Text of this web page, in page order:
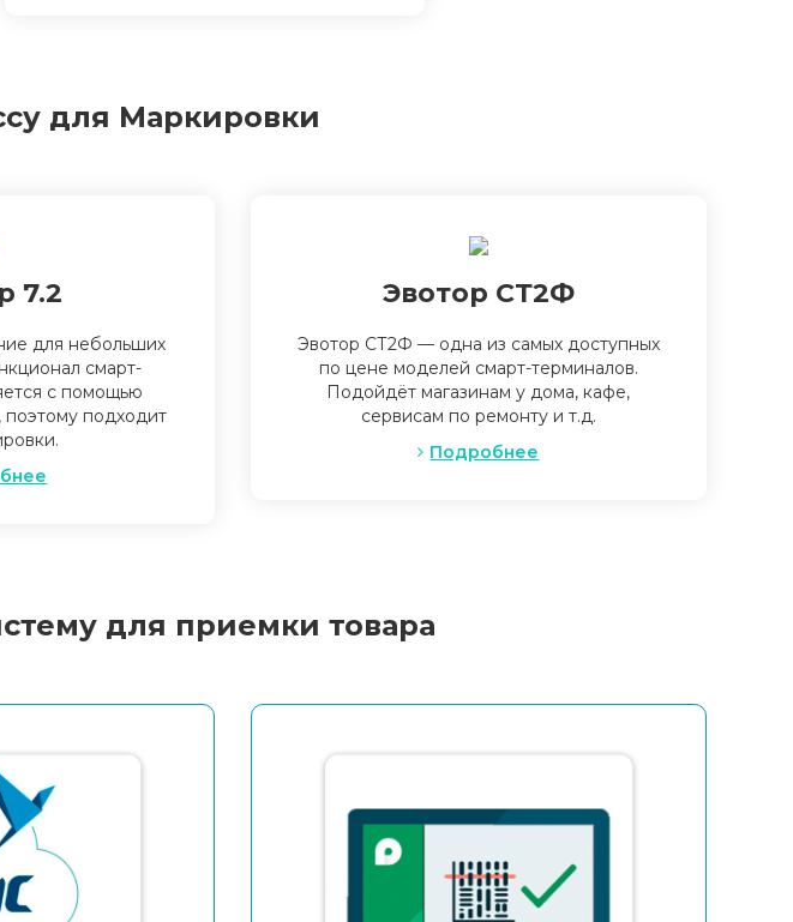
для Маркировки
7.2
для небольших
смарт-
с помощью
поэтому подходит
Эвотор СТ2Ф
Эвотор СТ2Ф — одна из самых доступных
по цене моделей смарт-терминалов.
Подойдёт магазинам у дома, кафе,
сервисам по ремонту и т.д.
Подробнее
для приемки товара